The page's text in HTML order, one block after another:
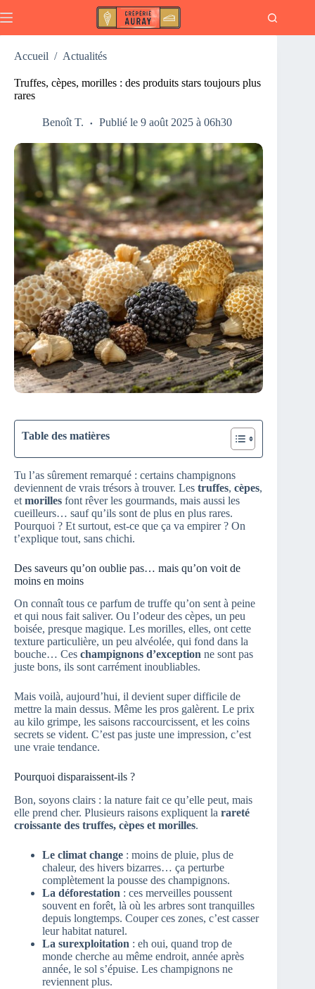
au
Accueil / Actualités
Truffes, cèpes, morilles : des produits stars toujours plus
rares
Benoît T. Publié le 9 août 2025 à 06h30
Table des matières
Tu l’as sûrement remarqué : certains champignons
deviennent de vrais trésors à trouver. Les truffes, cèpes,
et morilles font rêver les gourmands, mais aussi les
cueilleurs… sauf qu’ils sont de plus en plus rares.
Pourquoi ? Et surtout, est-ce que ça va empirer ? On
t’explique tout, sans chichi.
Des saveurs qu’on oublie pas… mais qu’on voit de
moins en moins
On connaît tous ce parfum de truffe qu’on sent à peine
et qui nous fait saliver. Ou l’odeur des cèpes, un peu
boisée, presque magique. Les morilles, elles, ont cette
texture particulière, un peu alvéolée, qui fond dans la
bouche… Ces champignons d’exception ne sont pas
juste bons, ils sont carrément inoubliables.
Mais voilà, aujourd’hui, il devient super difficile de
mettre la main dessus. Même les pros galèrent. Le prix
au kilo grimpe, les saisons raccourcissent, et les coins
secrets se vident. C’est pas juste une impression, c’est
une vraie tendance.
Pourquoi disparaissent-ils ?
Bon, soyons clairs : la nature fait ce qu’elle peut, mais
elle prend cher. Plusieurs raisons expliquent la rareté
croissante des truffes, cèpes et morilles.
Le climat change : moins de pluie, plus de
chaleur, des hivers bizarres… ça perturbe
complètement la pousse des champignons.
La déforestation : ces merveilles poussent
souvent en forêt, là où les arbres sont tranquilles
depuis longtemps. Couper ces zones, c’est casser
leur habitat naturel.
La surexploitation : eh oui, quand trop de
monde cherche au même endroit, année après
année, le sol s’épuise. Les champignons ne
reviennent plus.